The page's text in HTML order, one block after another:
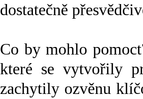
dostatečně
Co by mohlo
které se vytvořily
zachytily ozvěnu